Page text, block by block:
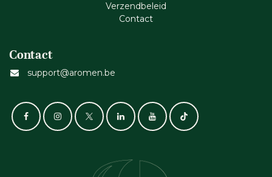
Verzendbeleid
Cont​act
Contact
support@aromen.be